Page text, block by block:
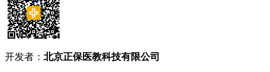
开发者： 北京正保医教科技有限公司